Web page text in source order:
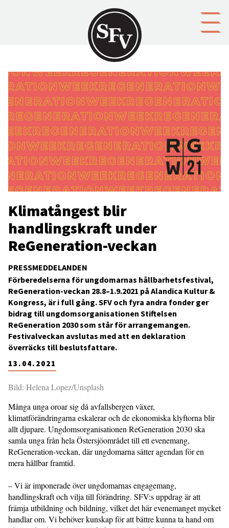
PRESSMEDDELANDEN
Klimatångest blir
handlingskraft under
ReGeneration-veckan
13.04.2021
Förberedelserna för ungdomarnas hållbarhetsfestival,
ReGeneration-veckan 28.8–1.9.2021 på Alandica Kultur &
Kongress, är i full gång. SFV och fyra andra fonder ger
bidrag till ungdomsorganisationen Stiftelsen
ReGeneration 2030 som står för arrangemangen.
Festivalveckan avslutas med att en deklaration
överräcks till beslutsfattare.
Bild: Helena Lopez/Unsplash
Många unga oroar sig då avfallsbergen växer,
klimatförändringarna eskalerar och de ekonomiska klyftorna blir
allt djupare. Ungdomsorganisationen ReGeneration 2030 ska
samla unga från hela Östersjöområdet till ett evenemang,
ReGeneration-veckan, där ungdomarna sätter agendan för en
mera hållbar framtid.
– Vi är imponerade över ungdomarnas engagemang,
handlingskraft och vilja till förändring. SFV:s uppdrag är att
främja utbildning och bildning, vilket det här evenemanget mycket
handlar om. Vi behöver kunskap för att bättre kunna ta hand om